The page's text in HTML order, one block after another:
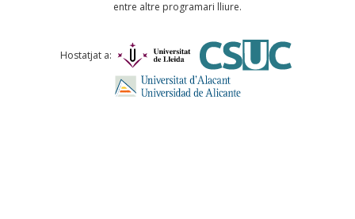
Comentari *
entre altre programari lliure.
Hostatjat a: